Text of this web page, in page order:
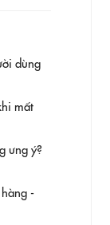
dùng
mất
ưng ý?
-